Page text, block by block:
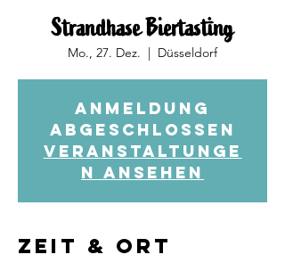
Strandhase Biertasting
Mo., 27. Dez.
  |
Düsseldorf
Anmeldung
abgeschlossen
Veranstaltunge
n ansehen
Zeit & Ort